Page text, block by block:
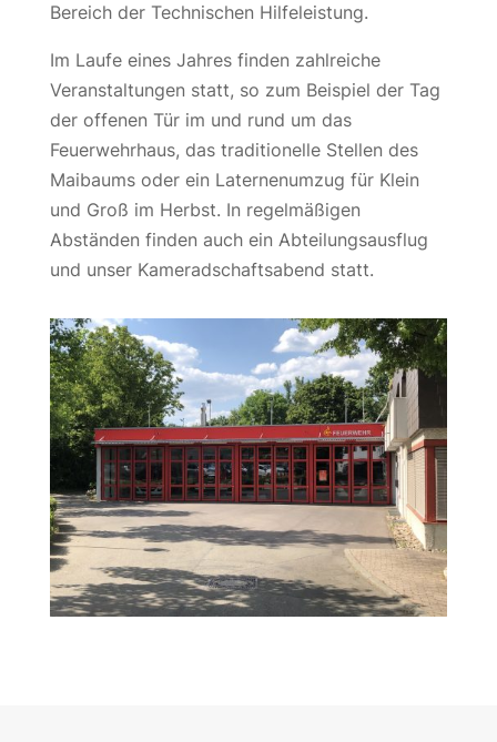
Bereich der Technischen Hilfeleistung.
Im Laufe eines Jahres finden zahlreiche
Veranstaltungen statt, so zum Beispiel der Tag
der offenen Tür im und rund um das
Feuerwehrhaus, das traditionelle Stellen des
Maibaums oder ein Laternenumzug für Klein
und Groß im Herbst. In regelmäßigen
Abständen finden auch ein Abteilungsausflug
und unser Kameradschaftsabend statt.